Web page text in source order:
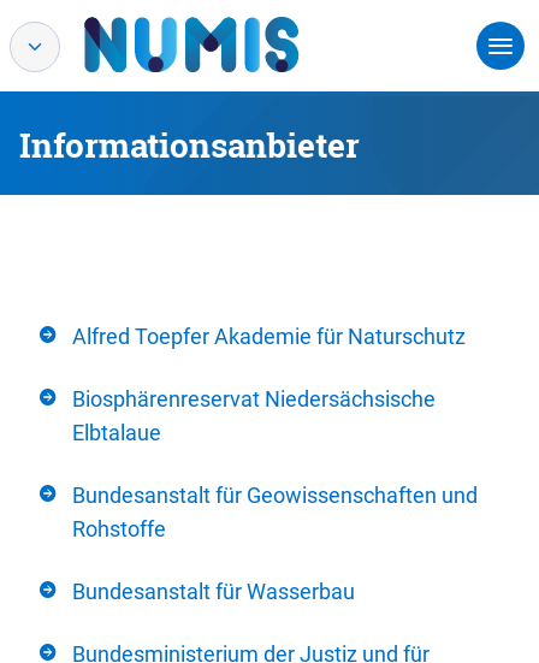
Informationsanbieter
Alfred Toepfer Akademie für Naturschutz
Biosphärenreservat Niedersächsische
Elbtalaue
Bundesanstalt für Geowissenschaften und
Rohstoffe
Bundesanstalt für Wasserbau
Bundesministerium der Justiz und für